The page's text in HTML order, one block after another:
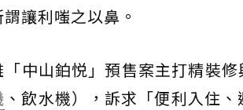
讓利嗤之以鼻。
「中山鉑悦」預售案主打精裝
、飲水機），訴求「便利入住